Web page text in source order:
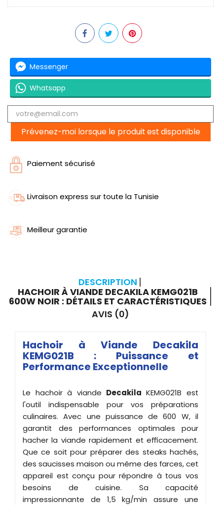
Messenger
Whatsapp
Prévenez-moi lorsque le produit est disponible
Paiement sécurisé
Livraison express sur toute la Tunisie
Meilleur garantie
DESCRIPTION
HACHOIR À VIANDE DECAKILA KEMG021B
600W NOIR : DÉTAILS ET CARACTÉRISTIQUES
AVIS (0)
Hachoir à Viande Decakila
KEMG021B : Puissance et
Performance Exceptionnelle
Le hachoir à viande Decakila KEMG021B est
l'outil indispensable pour vos préparations
culinaires. Avec une puissance de 600 W, il
garantit des performances optimales pour
hacher la viande rapidement et efficacement.
Que ce soit pour préparer des steaks hachés,
des saucisses maison ou même des farces, cet
appareil est conçu pour répondre à tous vos
besoins de cuisine. Sa capacité
impressionnante de 1,5 kg/min assure une